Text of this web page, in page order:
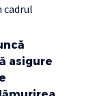
cadrul
asigure